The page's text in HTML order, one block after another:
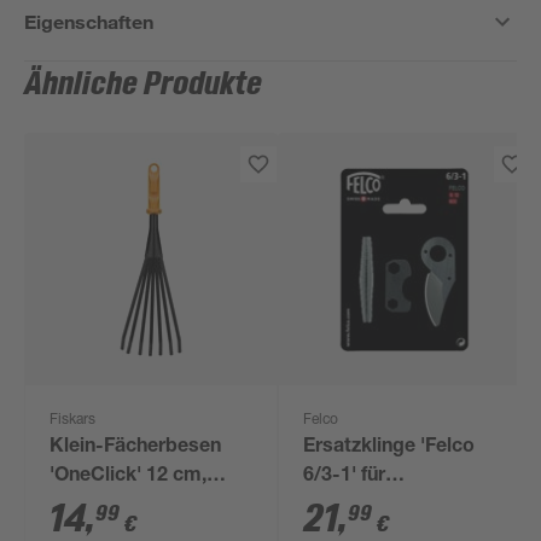
Eigenschaften
Ähnliche Produkte
Fiskars
Klein-Fächerbesen
'OneClick' 12 cm,
ohne Handgriff
14,99 €
Felco
Ersatzklinge 'Felco
6/3-1' für
Gartenschere
21,99 €